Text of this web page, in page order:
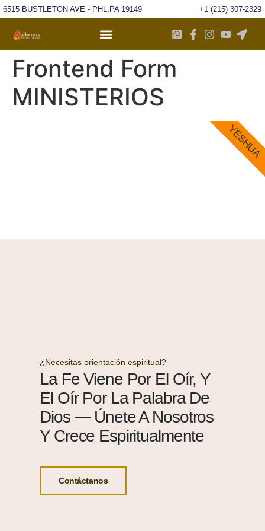
6515 BUSTLETON AVE - PHL,PA 19149 +1 (215) 307-2329
Frontend Form
MINISTERIOS
¿Necesitas orientación espiritual?
La Fe Viene Por El Oír, Y
El Oír Por La Palabra De
Dios — Únete A Nosotros
Y Crece Espiritualmente
Contáctanos
YESHUA